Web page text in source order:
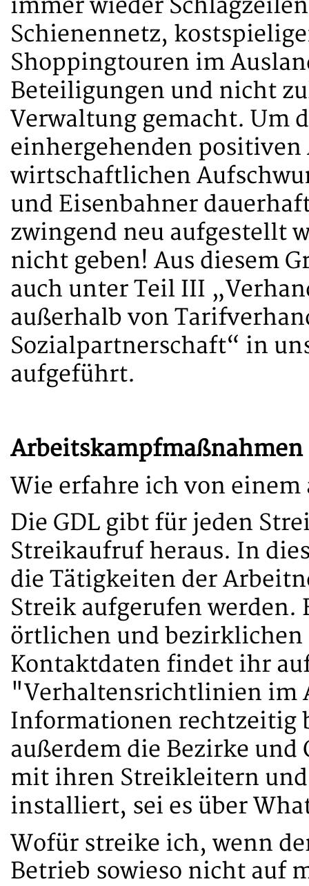
immer wieder
Schienennetz,
Shoppingtouren im
Beteiligungen und nicht
Verwaltung gemacht. Um
einhergehenden positiven
wirtschaftlichen
und Eisenbahner
zwingend neu aufgestellt
nicht geben! Aus diesem
auch unter Teil III
außerhalb von
Sozialpartnerschaft“ in
aufgeführt.
Arbeitskampfmaßnahmen
Wie erfahre ich von
Die GDL gibt für jeden
Streikaufruf heraus. In
die Tätigkeiten der
Streik aufgerufen werden.
örtlichen und
Kontaktdaten findet ihr
"Verhaltensrichtlinien im
Informationen rechtzeitig
außerdem die Bezirke
mit ihren Streikleitern
installiert, sei es über
Wofür streike ich, wenn
Betrieb sowieso nicht auf